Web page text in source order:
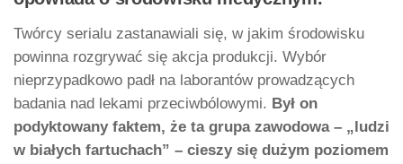
Twórcy serialu zastanawiali się, w jakim środowisku
powinna rozgrywać się akcja produkcji. Wybór
nieprzypadkowo padł na laborantów prowadzących
badania nad lekami przeciwbólowymi. Był on
podyktowany faktem, że ta grupa zawodowa – „ludzi
w białych fartuchach” – cieszy się dużym poziomem